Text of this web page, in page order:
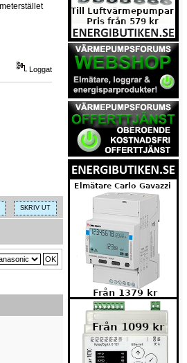
Loggat
SKRIV UT